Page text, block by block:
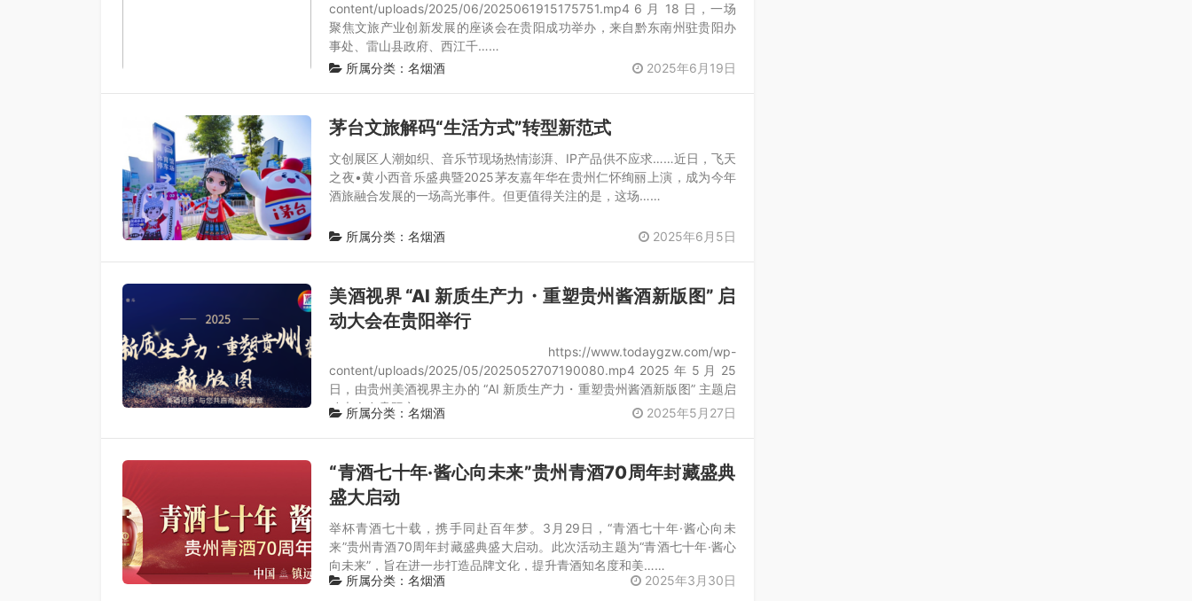
content/uploads/2025/06/2025061915175751.mp4 6 月 18 日，一场
聚焦文旅产业创新发展的座谈会在贵阳成功举办，来自黔东南州驻贵阳办
事处、雷山县政府、西江千……
所属分类：名烟酒
2025年6月19日
茅台文旅解码“生活方式”转型新范式
文创展区人潮如织、音乐节现场热情澎湃、IP产品供不应求……近日，飞天
之夜•黄小西音乐盛典暨2025茅友嘉年华在贵州仁怀绚丽上演，成为今年
酒旅融合发展的一场高光事件。但更值得关注的是，这场……
所属分类：名烟酒 2025年6月5日
美酒视界 “AI 新质生产力・重塑贵州酱酒新版图” 启
动大会在贵阳举行
https://www.todaygzw.com/wp-
content/uploads/2025/05/2025052707190080.mp4 2025 年 5 月 25
日，由贵州美酒视界主办的 “AI 新质生产力・重塑贵州酱酒新版图” 主题启
动大会在贵阳市……
所属分类：名烟酒 2025年5月27日
“青酒七十年·酱心向未来”贵州青酒70周年封藏盛典
盛大启动
举杯青酒七十载，携手同赴百年梦。3月29日，“青酒七十年·酱心向未
来”贵州青酒70周年封藏盛典盛大启动。此次活动主题为“青酒七十年·酱心
向未来”，旨在进一步打造品牌文化，提升青酒知名度和美……
所属分类：名烟酒
2025年3月30日